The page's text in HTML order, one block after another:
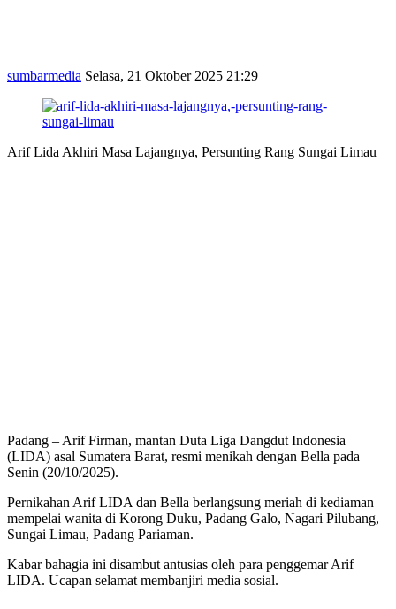
sumbarmedia Selasa, 21 Oktober 2025 21:29
Arif Lida Akhiri Masa Lajangnya, Persunting Rang Sungai Limau
Padang – Arif Firman, mantan Duta Liga Dangdut Indonesia
(LIDA) asal Sumatera Barat, resmi menikah dengan Bella pada
Senin (20/10/2025).
Pernikahan Arif LIDA dan Bella berlangsung meriah di kediaman
mempelai wanita di Korong Duku, Padang Galo, Nagari Pilubang,
Sungai Limau, Padang Pariaman.
Kabar bahagia ini disambut antusias oleh para penggemar Arif
LIDA. Ucapan selamat membanjiri media sosial.